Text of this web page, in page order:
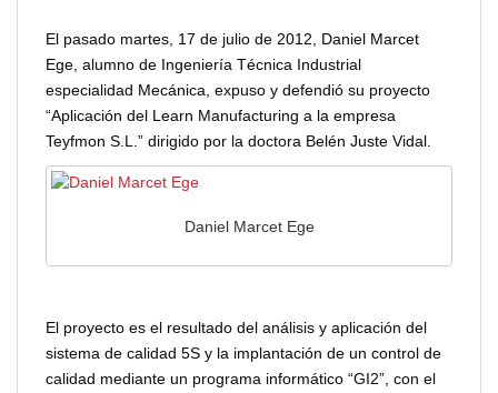
El pasado martes, 17 de julio de 2012, Daniel Marcet
Ege, alumno de Ingeniería Técnica Industrial
especialidad Mecánica, expuso y defendió su proyecto
“Aplicación del Learn Manufacturing a la empresa
Teyfmon S.L.” dirigido por la doctora Belén Juste Vidal.
Daniel Marcet Ege
El proyecto es el resultado del análisis y aplicación del
sistema de calidad 5S y la implantación de un control de
calidad mediante un programa informático “GI2”, con el